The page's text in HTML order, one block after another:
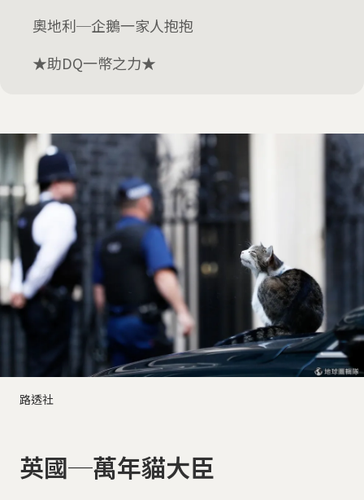
奧地利─企鵝一家人抱抱
★助DQ一幣之力★
路透社
英國─萬年貓大臣